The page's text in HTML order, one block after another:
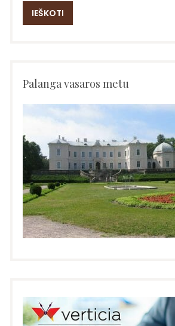
Palanga vasaros metu